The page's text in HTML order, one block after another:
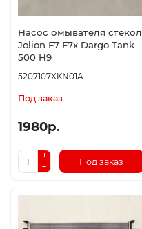
Насос омывателя стекол
Jolion F7 F7x Dargo Tank
500 H9
5207107XKN01A
Под заказ
1980р.
Под заказ